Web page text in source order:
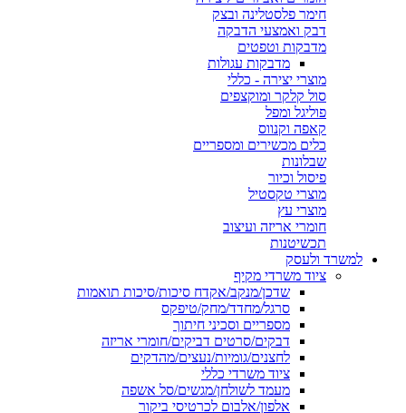
חימר פלסטלינה ובצק
דבק ואמצעי הדבקה
מדבקות וטפטים
מדבקות עגולות
מוצרי יצירה - כללי
סול קלקר ומוקצפים
פוליגל ומפל
קאפה וקנווס
כלים מכשירים ומספריים
שבלונות
פיסול וכיור
מוצרי טקסטיל
מוצרי עץ
חומרי אריזה ועיצוב
תכשיטנות
למשרד ולעסק
ציוד משרדי מקיף
שדכן/מנקב/אקדח סיכות/סיכות תואמות
סרגל/מחדד/מחק/טיפקס
מספריים וסכיני חיתוך
דבקים/סרטים דביקים/חומרי אריזה
לחצנים/גומיות/נעצים/מהדקים
ציוד משרדי כללי
מעמד לשולחן/מגשים/סל אשפה
אלפון/אלבום לכרטיסי ביקור